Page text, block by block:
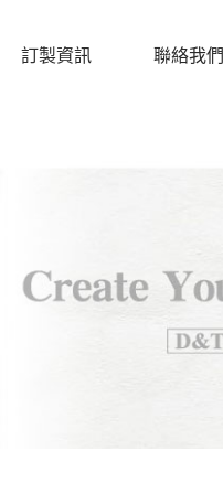
訂製資訊 聯絡我們